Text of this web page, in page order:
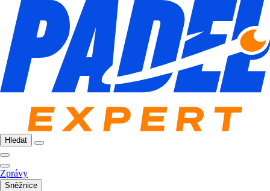
Hledat
Zprávy
Sněžnice